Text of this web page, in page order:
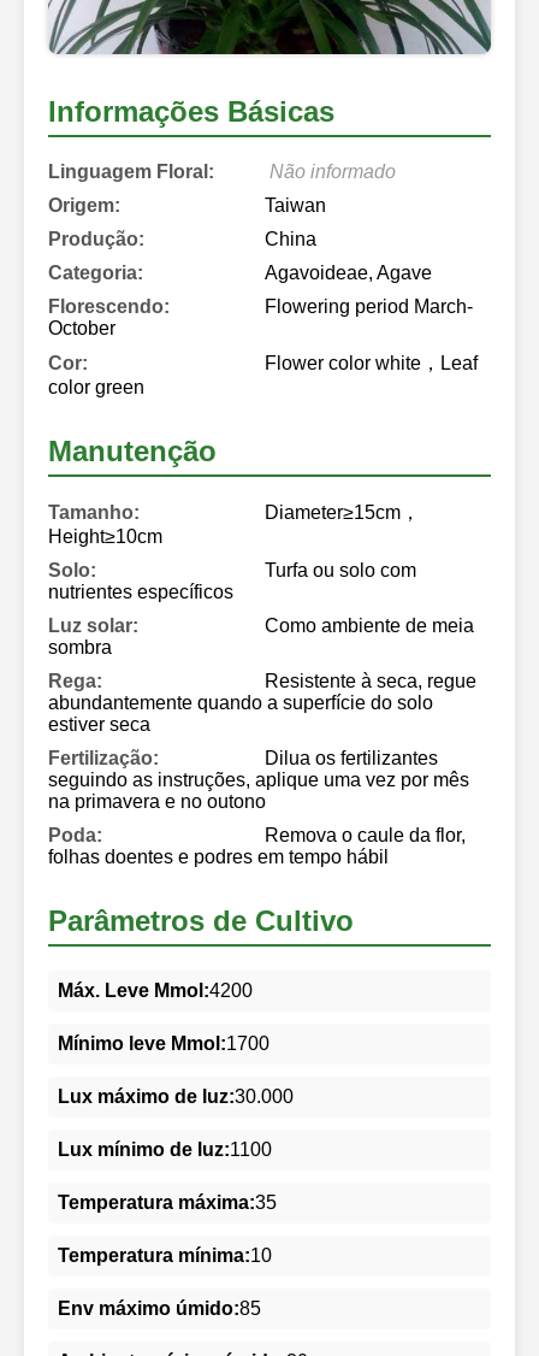
Informações Básicas
Linguagem Floral:
Não informado
Origem:
Taiwan
Produção:
China
Categoria:
Agavoideae, Agave
Florescendo:
Flowering period March-
October
Cor:
Flower color white，Leaf
color green
Manutenção
Tamanho:
Diameter≥15cm，
Height≥10cm
Solo:
Turfa ou solo com
nutrientes específicos
Luz solar:
Como ambiente de meia
sombra
Rega:
Resistente à seca, regue
abundantemente quando a superfície do solo
estiver seca
Fertilização:
Dilua os fertilizantes
seguindo as instruções, aplique uma vez por mês
na primavera e no outono
Poda:
Remova o caule da flor,
folhas doentes e podres em tempo hábil
Parâmetros de Cultivo
Máx. Leve Mmol:4200
Mínimo leve Mmol:1700
Lux máximo de luz:30.000
Lux mínimo de luz:1100
Temperatura máxima:35
Temperatura mínima:10
Env máximo úmido:85